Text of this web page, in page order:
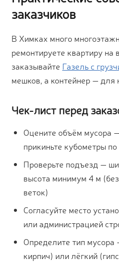
заказчиков
В Химках много
ремонтируете квартиру на
заказывайте Газель с
мешков, а контейнер — для
Чек-лист перед
Оцените объём мусора
прикиньте кубометры
Проверьте подъезд —
высота минимум 4 м
веток)
Согласуйте место
или администрацией
Определите тип
кирпич) или лёгкий